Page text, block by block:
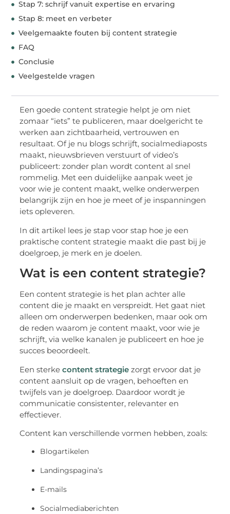
Stap 7: schrijf vanuit expertise en ervaring
Stap 8: meet en verbeter
Veelgemaakte fouten bij content strategie
FAQ
Conclusie
Veelgestelde vragen
Een goede content strategie helpt je om niet
zomaar “iets” te publiceren, maar doelgericht te
werken aan zichtbaarheid, vertrouwen en
resultaat. Of je nu blogs schrijft, socialmediaposts
maakt, nieuwsbrieven verstuurt of video’s
publiceert: zonder plan wordt content al snel
rommelig. Met een duidelijke aanpak weet je
voor wie je content maakt, welke onderwerpen
belangrijk zijn en hoe je meet of je inspanningen
iets opleveren.
In dit artikel lees je stap voor stap hoe je een
praktische content strategie maakt die past bij je
doelgroep, je merk en je doelen.
Wat is een content strategie?
Een content strategie is het plan achter alle
content die je maakt en verspreidt. Het gaat niet
alleen om onderwerpen bedenken, maar ook om
de reden waarom je content maakt, voor wie je
schrijft, via welke kanalen je publiceert en hoe je
succes beoordeelt.
Een sterkecontent strategie zorgt ervoor dat je
content aansluit op de vragen, behoeften en
twijfels van je doelgroep. Daardoor wordt je
communicatie consistenter, relevanter en
effectiever.
Content kan verschillende vormen hebben, zoals:
Blogartikelen
Landingspagina’s
E-mails
Socialmediaberichten